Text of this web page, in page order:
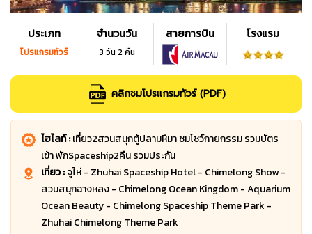
ประเภท
โปรแกรมทัวร์
จำนวนวัน
3 วัน 2 คืน
สายการบิน โรงแรม
คลิกชมโปรแกรมทัวร์ (PDF)
ไฮไลท์ :เที่ยว2สวนสนุกตู้ปลามหึมา ชมโชว์กายกรรม รวมบัตร
เข้า พักSpaceship2คืน รวมประกัน
เที่ยว :จูไห่ - Zhuhai Spaceship Hotel - Chimelong Show -
สวนสนุกฉางหลง - Chimelong Ocean Kingdom - Aquarium
Ocean Beauty - Chimelong Spaceship Theme Park -
Zhuhai Chimelong Theme Park